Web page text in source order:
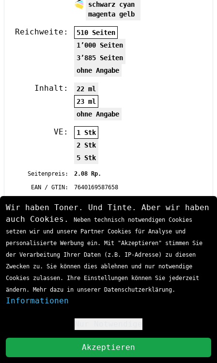
schwarz cyan
magenta gelb
Reichweite:
510 Seiten
1’000 Seiten
3’885 Seiten
ohne Angabe
Inhalt:
22 ml
23 ml
ohne Angabe
VE:
1 Stk
2 Stk
5 Stk
Seitenpreis:
2.08 Rp.
EAN / GTIN:
7640169587658
Passende Drucker:
CanonPixma
Multifunktions-
Pixma
MG 5700 Series
PixmaMG 5750
Pixma MG 5751
PixmaMG 5752
PixmaMG 6800 Series
PixmaMG 6850
PixmaMG 6853
MG 7750 Series
Pixma MG 7751
PixmaMG 7752
Sofort lieferbar
CHF 10.59
In den Einkaufswagen
Wir haben Toner. Und Tinte. Aber wir haben
auch Cookies.
Neben technisch notwendigen Cookies
setzen wir und unsere Partner Cookies für Analyse und
personalisierte Werbung ein. Mit "Akzeptieren" stimmen Sie
der Verarbeitung Ihrer Daten (z.B. IP-Adresse) zu diesen
Zwecken zu. Sie können dies ablehnen und nur notwendige
Cookies zulassen. Ihre Einstellungen können Sie jederzeit
ändern. Mehr dazu in unserer Datenschutzerklärung.
Informationen
Akzeptieren